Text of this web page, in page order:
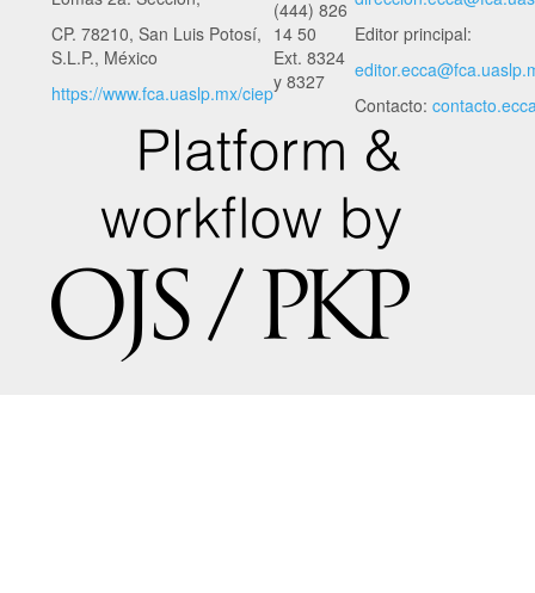
CP. 78210, San Luis Potosí,
S.L.P., México
https://www.fca.uaslp.mx/ciep
(444) 826
14 50
Ext. 8324
y 8327
Editor principal:
editor.ecca
Contacto: